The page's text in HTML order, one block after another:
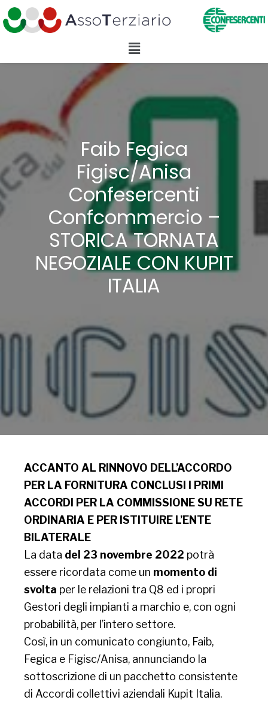
Faib Fegica
Figisc/Anisa
Confesercenti
Confcommercio –
STORICA TORNATA
NEGOZIALE CON KUPIT
ITALIA
ACCANTO AL RINNOVO DELL’ACCORDO
PER LA FORNITURA CONCLUSI I PRIMI
ACCORDI PER LA COMMISSIONE SU RETE
ORDINARIA E PER ISTITUIRE L’ENTE
BILATERALE
La data del 23 novembre 2022 potrà
essere ricordata come un momento di
svolta per le relazioni tra Q8 ed i propri
Gestori degli impianti a marchio e, con ogni
probabilità, per l’intero settore.
Così, in un comunicato congiunto, Faib,
Fegica e Figisc/Anisa, annunciando la
sottoscrizione di un pacchetto consistente
di Accordi collettivi aziendali Kupit Italia.